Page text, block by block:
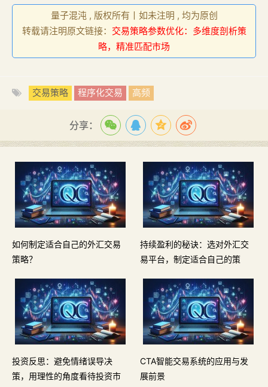
量子混沌 , 版权所有丨如未注明 , 均为原创
转载请注明原文链接： 交易策略参数优化：多维度剖析策
略，精准匹配市场
交易策略 程序化交易 高频
分享：
如何制定适合自己的外汇交易
策略？
持续盈利的秘诀：选对外汇交
易平台，制定适合自己的策
投资反思：避免情绪误导决
策，用理性的角度看待投资市
CTA智能交易系统的应用与发
展前景